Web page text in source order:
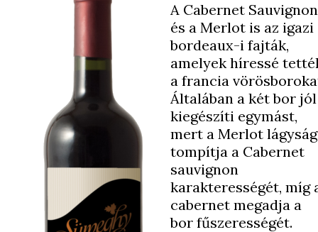
A Cabernet Sauvignon
és a Merlot is az igazi
bordeaux-i fajták,
amelyek híressé
a francia
Általában a két bor jól
kiegészíti egymást,
mert a Merlot
tompítja a Cabernet
sauvignon
karakterességét, míg
cabernet megadja a
bor fűszerességét.